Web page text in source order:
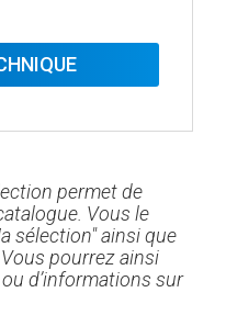
permet de
Vous le
sélection" ainsi que
pourrez ainsi
d’informations sur